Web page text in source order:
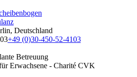
Deutschland
+49 (0)30-450-52-4103
Betreuung
Erwachsene - Charité CVK